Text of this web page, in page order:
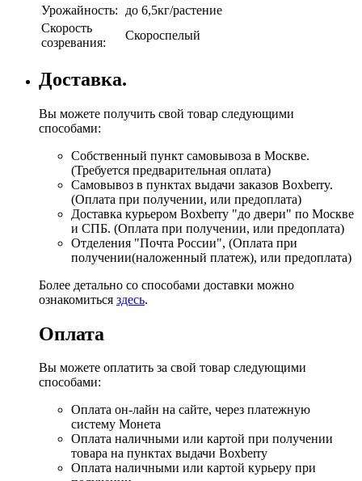
Урожайность:
до 6,5кг/растение
Скорость
созревания:
Скороспелый
Доставка.
Вы можете получить свой товар следующими
способами:
Собственный пункт самовывоза в Москве.
(Требуется предварительная оплата)
Самовывоз в пунктах выдачи заказов Boxberry.
(Оплата при получении, или предоплата)
Доставка курьером Boxberry "до двери" по Москве
и СПБ. (Оплата при получении, или предоплата)
Отделения "Почта России", (Оплата при
получении(наложенный платеж), или предоплата)
Более детально со способами доставки можно
ознакомиться здесь.
Оплата
Вы можете оплатить за свой товар следующими
способами:
Оплата он-лайн на сайте, через платежную
систему Монета
Оплата наличными или картой при получении
товара на пунктах выдачи Boxberry
Оплата наличными или картой курьеру при